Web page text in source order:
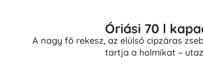
Óriási 70 l
A nagy fő rekesz, az elülső cipzáras
tartja a holmikat –